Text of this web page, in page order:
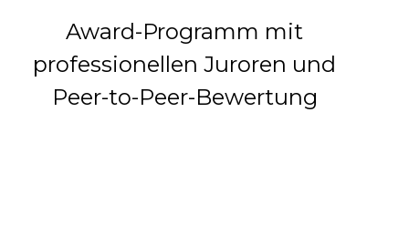
Award-Programm mit
professionellen Juroren und
Peer-to-Peer-Bewertung